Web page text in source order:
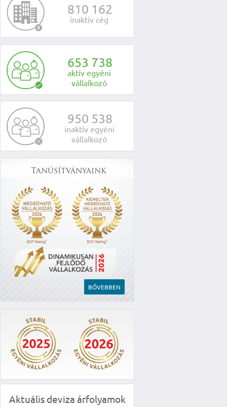
810 162
inaktív cég
653 738
aktív egyéni
vállalkozó
950 538
inaktív egyéni
vállalkozó
Tanúsítványaink
BŐVEBBEN
Aktuális deviza árfolyamok